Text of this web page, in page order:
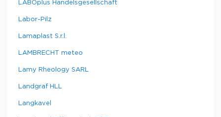
LABOplus Handelsgesellschaft
Labor-Pilz
Lamaplast S.r.l.
LAMBRECHT meteo
Lamy Rheology SARL
Landgraf HLL
Langkavel